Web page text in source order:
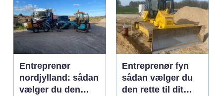
Entreprenør
nordjylland: sådan
vælger du den
Entreprenør fyn
sådan vælger du
den rette til dit